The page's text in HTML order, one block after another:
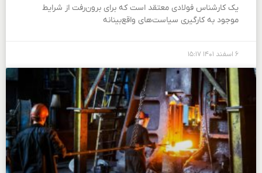
یک کارشناس فولادی معتقد است که برای برون‌رفت از شرایط
موجود به ‌کارگیری سیاست‌های واقع‌بینانه
۶ اسفند ۱۴۰۱ ۱۵:۱۷